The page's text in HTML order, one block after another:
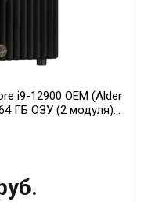
i9-12900 OEM (Alder
ГБ ОЗУ (2 модуля)/
GDDR7 256bit 3xDP